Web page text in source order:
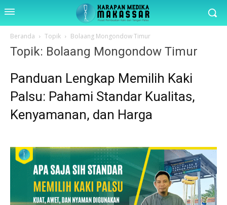
Beranda Topik Bolaang Mongondow Timur
Topik: Bolaang Mongondow Timur
Panduan Lengkap Memilih Kaki
Palsu: Pahami Standar Kualitas,
Kenyamanan, dan Harga